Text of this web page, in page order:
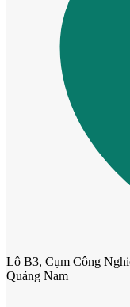
Lô B3, Cụm Công
Quảng Nam